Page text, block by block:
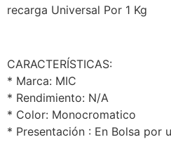
recarga Universal Por 1 Kg
CARACTERÍSTICAS:
* Marca: MIC
* Rendimiento: N/A
* Color: Monocromatico
* Presentación : En Bolsa por